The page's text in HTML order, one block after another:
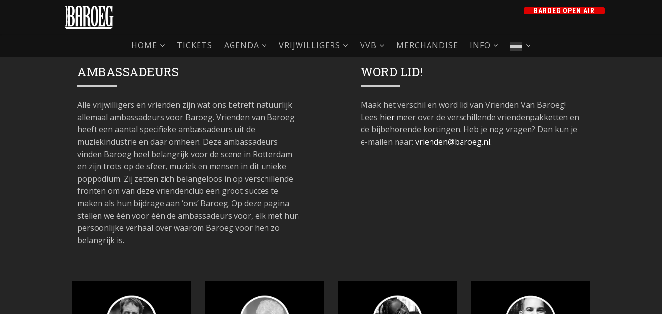
BAROEG OPEN AIR
HOME TICKETS AGENDA VRIJWILLIGERS VVB MERCHANDISE INFO
AMBASSADEURS
Alle vrijwilligers en vrienden zijn wat ons betreft natuurlijk
allemaal ambassadeurs voor Baroeg. Vrienden van Baroeg
heeft een aantal specifieke ambassadeurs uit de
muziekindustrie en daar omheen. Deze ambassadeurs
vinden Baroeg heel belangrijk voor de scene in Rotterdam
en zijn trots op de sfeer, muziek en mensen in dit unieke
poppodium. Zij zetten zich belangeloos in op verschillende
fronten om van deze vriendenclub een groot succes te
maken als hun bijdrage aan ‘ons’ Baroeg. Op deze pagina
stellen we één voor één de ambassadeurs voor, elk met hun
persoonlijke verhaal over waarom Baroeg voor hen zo
belangrijk is.
WORD LID!
Maak het verschil en word lid van Vrienden Van Baroeg!
Lees hier meer over de verschillende vriendenpakketten en
de bijbehorende kortingen. Heb je nog vragen? Dan kun je
e-mailen naar: vrienden@baroeg.nl.